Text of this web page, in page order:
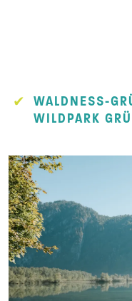
WALDNESS-
WILDPARK